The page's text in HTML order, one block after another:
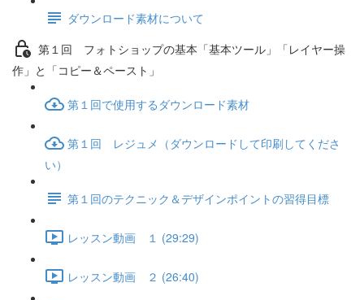
ダウンロード素材について
第１回 フォトショップの基本「基本ツール」「レイヤー操
作」と「コピー＆ペースト」
第１回で使用するダウンロード素材
第１回 レジュメ（ダウンロードして印刷してくださ
い）
第１回のテクニック＆デザインポイントの習得目標
レッスン動画 １ (29:29)
レッスン動画 ２ (26:40)